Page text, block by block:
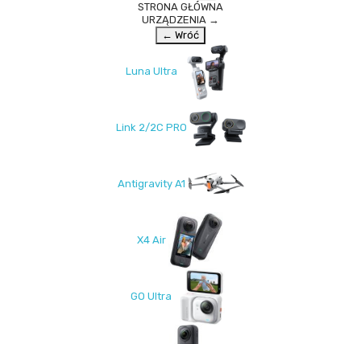
STRONA GŁÓWNA
URZĄDZENIA →
← Wróć
Luna Ultra
Link 2/2C PRO
Antigravity A1
X4 Air
GO Ultra